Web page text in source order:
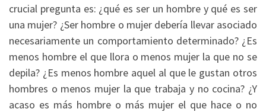
crucial pregunta es: ¿qué es ser un hombre y qué es ser
una mujer? ¿Ser hombre o mujer debería llevar asociado
necesariamente un comportamiento determinado? ¿Es
menos hombre el que llora o menos mujer la que no se
depila? ¿Es menos hombre aquel al que le gustan otros
hombres o menos mujer la que trabaja y no cocina? ¿Y
acaso es más hombre o más mujer el que hace o no